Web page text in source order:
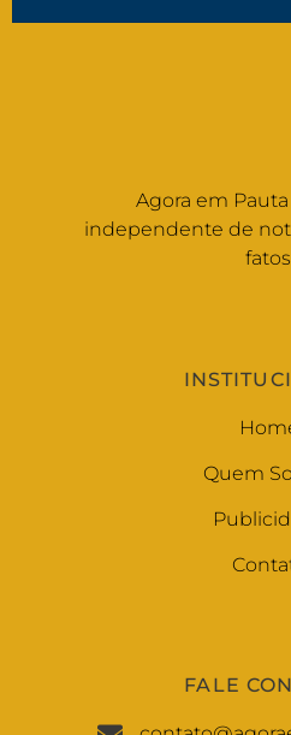
Agora em
independente de
Quem
FALE